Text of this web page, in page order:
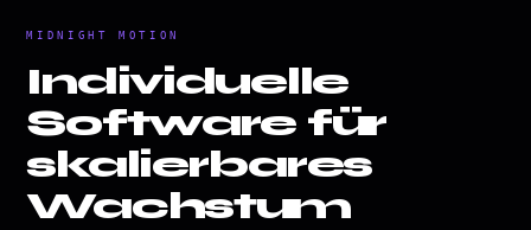
MIDNIGHT MOTION
Individuelle
Software für
skalierbares
Wachstum